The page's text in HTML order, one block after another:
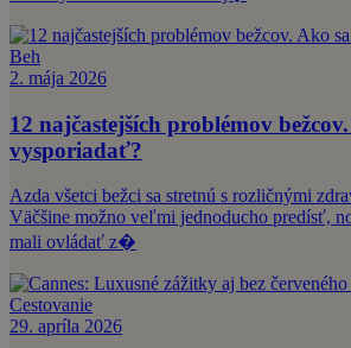
Beh
2. mája 2026
12 najčastejších problémov
vysporiadať?
Azda všetci bežci sa stretnú s rozličnými
Väčšine možno veľmi jednoducho predísť,
mali ovládať z�
Cestovanie
29. apríla 2026